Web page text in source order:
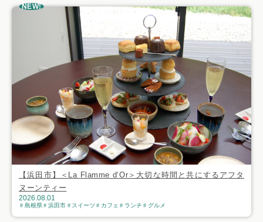
NEW!
【浜田市】＜La Flamme d‘Or＞大切な時間と共にするアフタ
ヌーンティー
2026.08.01
島根県 浜田市 スイーツ カフェ ランチ グルメ